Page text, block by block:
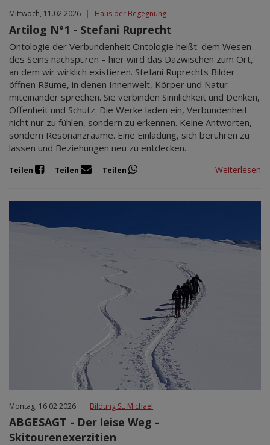
Mittwoch, 11.02.2026 | Haus der Begegnung
Artilog N°1 - Stefani Ruprecht
Ontologie der Verbundenheit Ontologie heißt: dem Wesen
des Seins nachspüren – hier wird das Dazwischen zum Ort,
an dem wir wirklich existieren. Stefani Ruprechts Bilder
öffnen Räume, in denen Innenwelt, Körper und Natur
miteinander sprechen. Sie verbinden Sinnlichkeit und Denken,
Offenheit und Schutz. Die Werke laden ein, Verbundenheit
nicht nur zu fühlen, sondern zu erkennen. Keine Antworten,
sondern Resonanzräume. Eine Einladung, sich berühren zu
lassen und Beziehungen neu zu entdecken.
Teilen Teilen Teilen Weiterlesen
Montag, 16.02.2026 | Bildung St. Michael
ABGESAGT - Der leise Weg -
Skitourenexerzitien